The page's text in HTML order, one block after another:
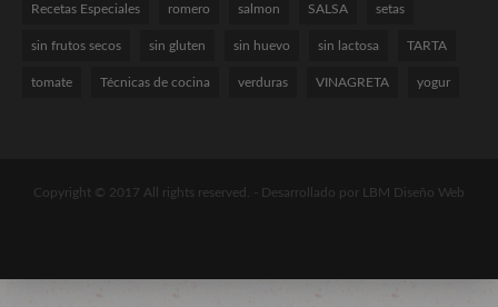
Recetas Especiales romero salmon SALSA setas
sin frutos secos sin gluten sin huevo sin lactosa TARTA
tomate Técnicas de cocina verduras VINAGRETA yogur
Copyright © 2017 All rights reserved. - Desarrollado por LBM Diseño Web